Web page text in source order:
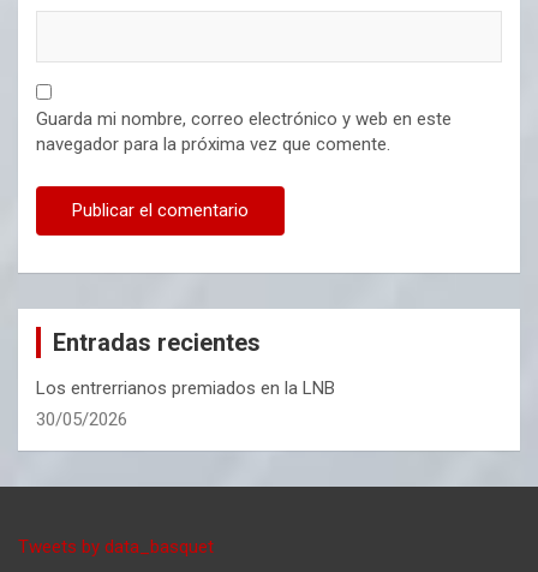
Guarda mi nombre, correo electrónico y web en este
navegador para la próxima vez que comente.
Entradas recientes
Los entrerrianos premiados en la LNB
30/05/2026
Tweets by data_basquet